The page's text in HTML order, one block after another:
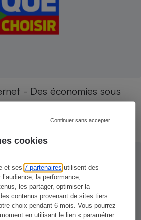
cookies
et ses7 partenaires utilisent des
la performance,
les partager, optimiser la
contenus provenant de sites tiers.
choix pendant 6 mois. Vous pourrez
en utilisant le lien « paramétrer
Continuer sans accepter
- Des économies sous